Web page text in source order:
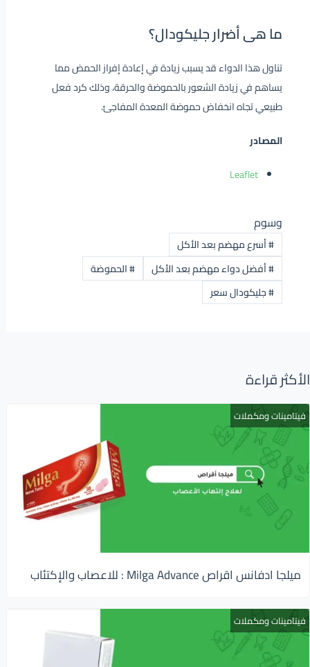
ما هى أضرار جليكودال؟
تناول هذا الدواء قد يسبب زيادة في إعادة إفراز الحمض مما
يساهم في زيادة الشعور بالحموضة والحرقة، وذلك كرد فعل
طبيعي تجاه انخفاض حموضة المعدة المفاجئ.
المصادر
Leaflet
وسوم
#أسرع مهضم بعد الأكل
#أفضل دواء مهضم بعد الأكل #الحموضة
#جليكودال سعر
الأكثر قراءة
فيتامينات ومكملات
ميلجا ادفانس اقراص Milga Advance : للاعصاب والإكتئاب
فيتامينات ومكملات